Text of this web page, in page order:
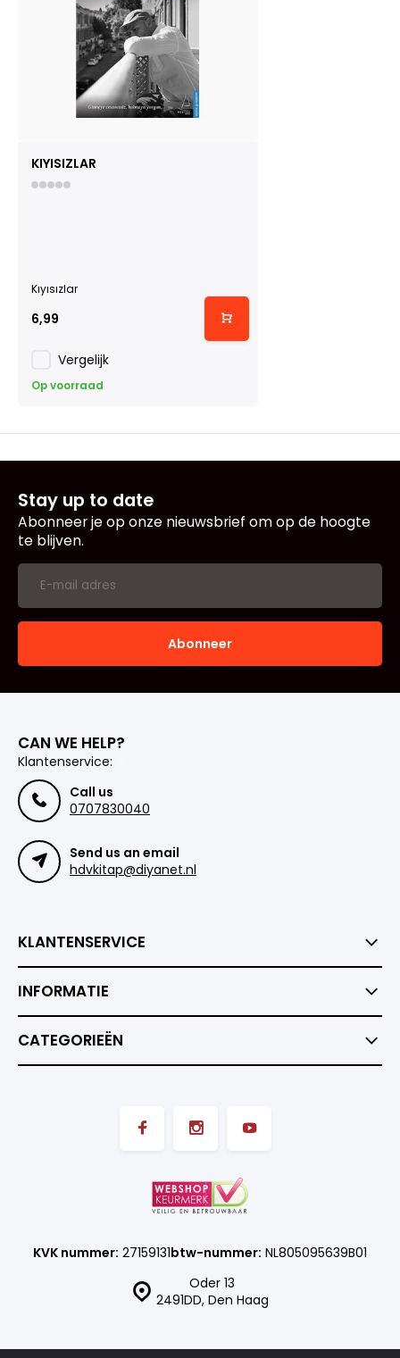
KIYISIZLAR
Kıyısızlar
6,99
Vergelijk
Op voorraad
Stay up to date
Abonneer je op onze nieuwsbrief om op de hoogte
te blijven.
Abonneer
CAN WE HELP?
Klantenservice:
Call us
0707830040
Send us an email
hdvkitap@diyanet.nl
KLANTENSERVICE
INFORMATIE
CATEGORIEËN
Oder 13
2491DD, Den Haag
KVK nummer: 27159131btw-nummer: NL805095639B01